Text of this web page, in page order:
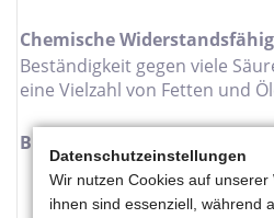
Chemische
Beständigkeit gegen viele
eine Vielzahl von Fetten und
Brennbarkeitsklasse
Datenschutzeinstellungen
Wir nutzen Cookies auf unserer
ihnen sind essenziell, während